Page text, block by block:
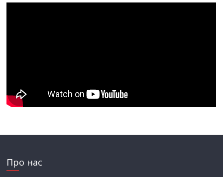
Про нас